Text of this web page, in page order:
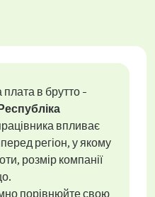
плата в брутто -
впливає
регіон, у якому
розмір компанії
порівнюйте свою